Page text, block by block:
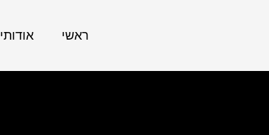
ראשי אודותי